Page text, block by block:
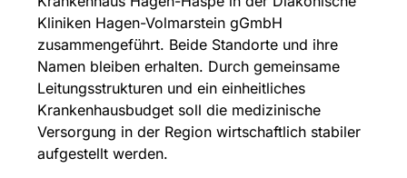
Kliniken Hagen-Volmarstein gGmbH
zusammengeführt. Beide Standorte und ihre
Namen bleiben erhalten. Durch gemeinsame
Leitungsstrukturen und ein einheitliches
Krankenhausbudget soll die medizinische
Versorgung in der Region wirtschaftlich stabiler
aufgestellt werden.